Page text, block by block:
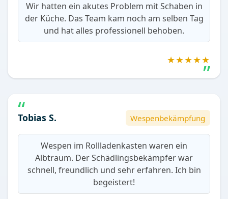
Wir hatten ein akutes Problem mit Schaben in
der Küche. Das Team kam noch am selben Tag
und hat alles professionell behoben.
★★★★★
Tobias S. Wespenbekämpfung
Wespen im Rollladenkasten waren ein
Albtraum. Der Schädlingsbekämpfer war
schnell, freundlich und sehr erfahren. Ich bin
begeistert!